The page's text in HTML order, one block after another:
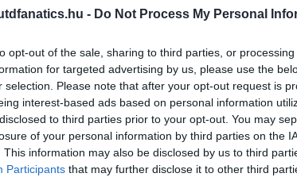
- Do Not Process My Personal
opt-out of the sale, sharing to third parties, or
for targeted advertising by us, please use the
selection. Please note that after your opt-out request is
interest-based ads based on personal information
to third parties prior to your opt-out. You may
of your personal information by third parties on the
This information may also be disclosed by us to third
Participants that may further disclose it to other third
hogy tud egy-két dolgot a gólszerzésről.
RASHORDOT LÁTOK
menedzsere, Erik ten Hag egy olyan "boldog
a kemény munka és az edzésekbe vetett jó